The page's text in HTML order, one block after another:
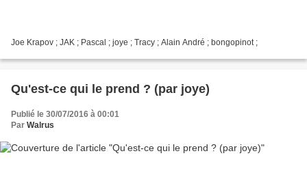
Joe Krapov ; JAK ; Pascal ; joye ; Tracy ; Alain André ; bongopinot ;
Qu'est-ce qui le prend ? (par joye)
Publié le 30/07/2016 à 00:01
Par Walrus